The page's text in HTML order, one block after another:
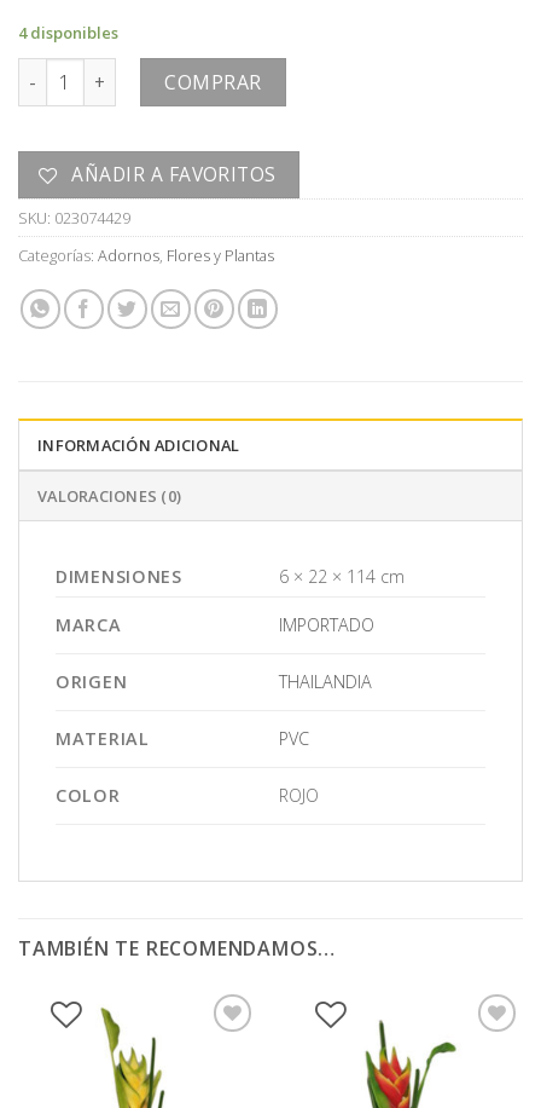
4 disponibles
FLOR cantidad COMPRAR
AÑADIR A FAVORITOS
SKU: 023074429
Categorías: Adornos, Flores y Plantas
INFORMACIÓN ADICIONAL
VALORACIONES (0)
DIMENSIONES 6 × 22 × 114 cm
MARCA IMPORTADO
ORIGEN THAILANDIA
MATERIAL PVC
COLOR ROJO
TAMBIÉN TE RECOMENDAMOS…